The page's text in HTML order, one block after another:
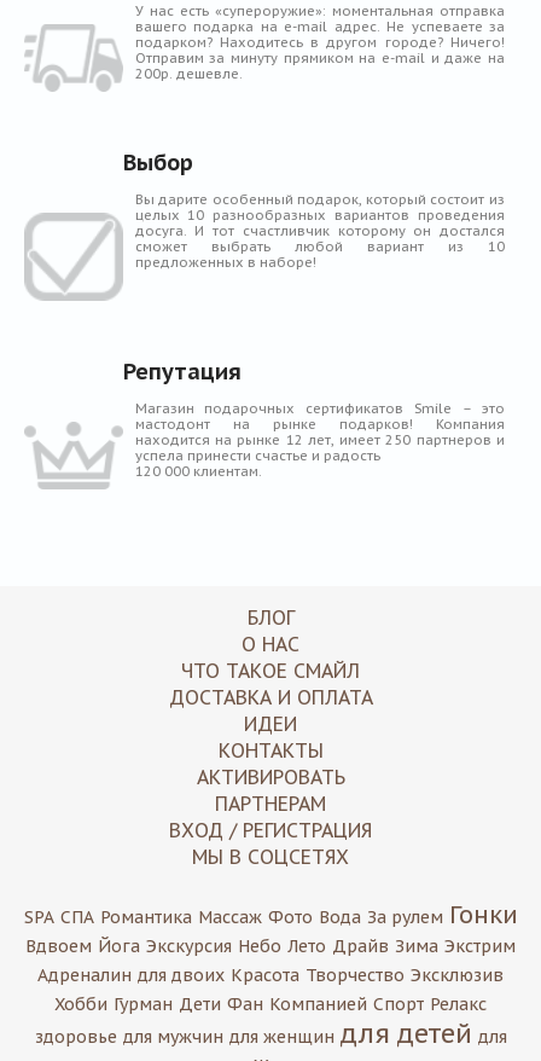
У нас есть «супероружие»: моментальная отправка
вашего подарка на e-mail адрес. Не успеваете за
подарком? Находитесь в другом городе? Ничего!
Отправим за минуту прямиком на e-mail и даже на
200р. дешевле.
Выбор
Вы дарите особенный подарок, который состоит из
целых 10 разнообразных вариантов проведения
досуга. И тот счастливчик которому он достался
сможет выбрать любой вариант из 10
предложенных в наборе!
Репутация
Магазин подарочных сертификатов Smile – это
мастодонт на рынке подарков! Компания
находится на рынке 12 лет, имеет 250 партнеров и
успела принести счастье и радость
120 000 клиентам.
БЛОГ
О НАС
ЧТО ТАКОЕ СМАЙЛ
ДОСТАВКА И ОПЛАТА
ИДЕИ
КОНТАКТЫ
АКТИВИРОВАТЬ
ПАРТНЕРАМ
ВХОД / РЕГИСТРАЦИЯ
МЫ В СОЦСЕТЯХ
SPA СПА Романтика Массаж Фото Вода За рулем Гонки
Вдвоем Йога Экскурсия Небо Лето Драйв Зима Экстрим
Адреналин для двоих Красота Творчество Эксклюзив
Хобби Гурман Дети Фан Компанией Спорт Релакс
здоровье для мужчин для женщин для детей для